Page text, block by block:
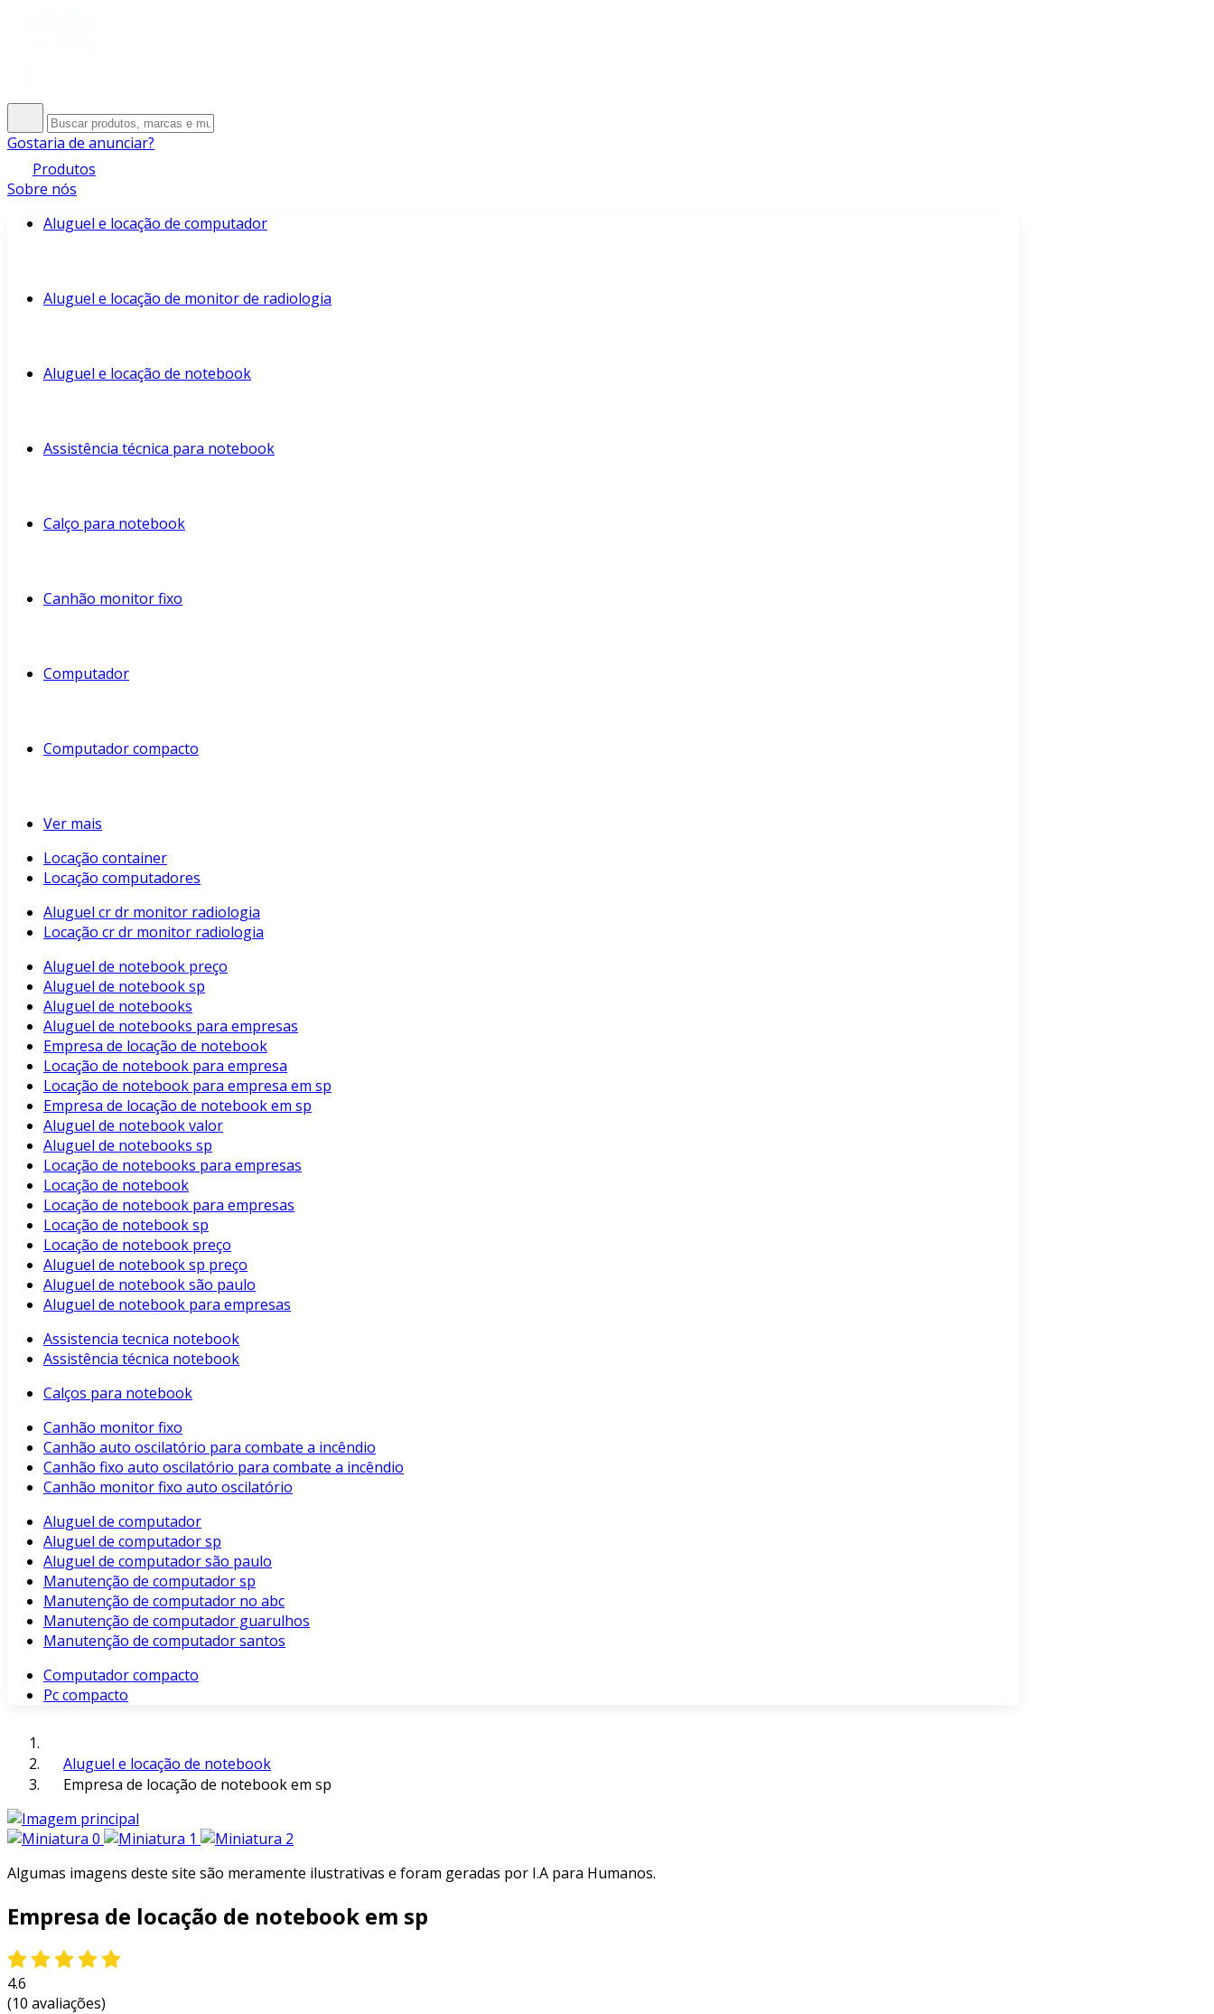
Gostaria de anunciar?
Produtos
Sobre nós
Aluguel e locação de computador
Aluguel e locação de monitor de radiologia
Aluguel e locação de notebook
Assistência técnica para notebook
Calço para notebook
Canhão monitor fixo
Computador
Computador compacto
Ver mais
Locação container
Locação computadores
Aluguel cr dr monitor radiologia
Locação cr dr monitor radiologia
Aluguel de notebook preço
Aluguel de notebook sp
Aluguel de notebooks
Aluguel de notebooks para empresas
Empresa de locação de notebook
Locação de notebook para empresa
Locação de notebook para empresa em sp
Empresa de locação de notebook em sp
Aluguel de notebook valor
Aluguel de notebooks sp
Locação de notebooks para empresas
Locação de notebook
Locação de notebook para empresas
Locação de notebook sp
Locação de notebook preço
Aluguel de notebook sp preço
Aluguel de notebook são paulo
Aluguel de notebook para empresas
Assistencia tecnica notebook
Assistência técnica notebook
Calços para notebook
Canhão monitor fixo
Canhão auto oscilatório para combate a incêndio
Canhão fixo auto oscilatório para combate a incêndio
Canhão monitor fixo auto oscilatório
Aluguel de computador
Aluguel de computador sp
Aluguel de computador são paulo
Manutenção de computador sp
Manutenção de computador no abc
Manutenção de computador guarulhos
Manutenção de computador santos
Computador compacto
Pc compacto
Aluguel e locação de notebook
Empresa de locação de notebook em sp
Algumas imagens deste site são meramente ilustrativas e foram geradas por I.A para Humanos.
Empresa de locação de notebook em sp
4.6
(10 avaliações)